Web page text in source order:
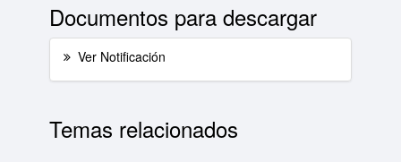
Documentos para descargar
Ver Notificación
Temas relacionados